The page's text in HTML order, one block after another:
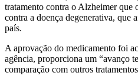
tratamento contra o Alzheimer que
contra a doença degenerativa, que
país.
A aprovação do medicamento foi
agência, proporciona um “avanço
comparação com outros